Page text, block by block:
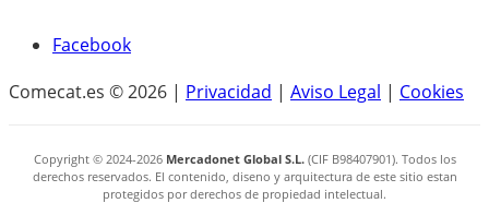
Facebook
Comecat.es © 2026 | Privacidad | Aviso Legal | Cookies
Copyright © 2024-2026 Mercadonet Global S.L.(CIF B98407901). Todos los
derechos reservados. El contenido, diseno y arquitectura de este sitio estan
protegidos por derechos de propiedad intelectual.